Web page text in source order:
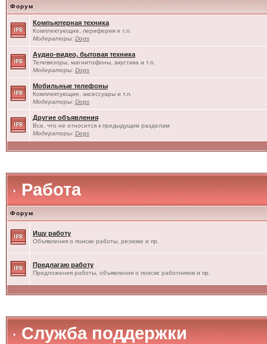
Форум
Компьютерная техника
Комплектующие, периферия и т.п.
Модераторы: Dogs
Аудио-видео, бытовая техника
Телевизоры, магнитофоны, акустика и т.п.
Модераторы: Dogs
Мобильные телефоны
Комплектующие, аксессуары и т.п.
Модераторы: Dogs
Другие объявления
Все, что не относится к предыдущим разделам
Модераторы: Dogs
Работа
Форум
Ищу работу
Объявления о поиске работы, резюме и пр.
Предлагаю работу
Предложения работы, объявления о поиске работников и пр.
Служба поддержки